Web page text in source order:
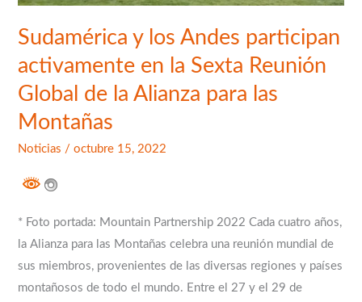
Sudamérica y los Andes participan
activamente en la Sexta Reunión
Global de la Alianza para las
Montañas
Noticias /octubre 15, 2022
* Foto portada: Mountain Partnership 2022 Cada cuatro años,
la Alianza para las Montañas celebra una reunión mundial de
sus miembros, provenientes de las diversas regiones y países
montañosos de todo el mundo. Entre el 27 y el 29 de
de
la
Alianza
para
las
Montañas